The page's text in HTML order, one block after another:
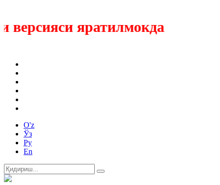
яратилмокда
O'z
Ўз
Ру
En